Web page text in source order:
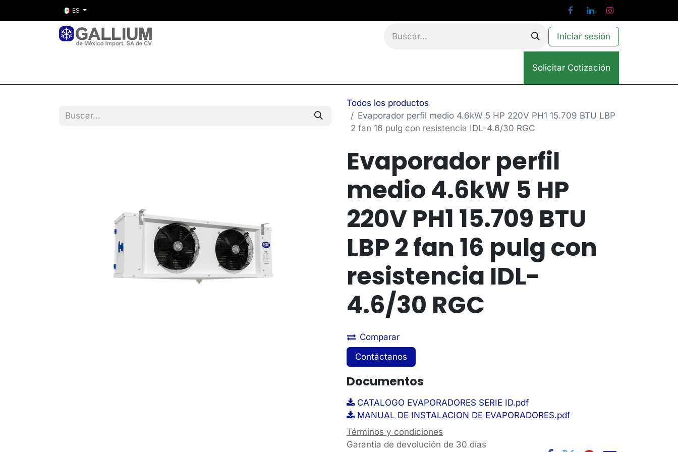
ES
Iniciar sesión
Solicitar Cotización
Todos los productos
Evaporador perfil medio 4.6kW 5 HP 220V PH1 15.709 BTU LBP
2 fan 16 pulg con resistencia IDL-4.6/30 RGC
Evaporador perfil
medio 4.6kW 5 HP
220V PH1 15.709 BTU
LBP 2 fan 16 pulg con
resistencia IDL-
4.6/30 RGC
Comparar
Contáctanos
Documentos
CATALOGO EVAPORADORES SERIE ID.pdf
MANUAL DE INSTALACION DE EVAPORADORES.pdf
Términos y condiciones
Garantía de devolución de 30 días